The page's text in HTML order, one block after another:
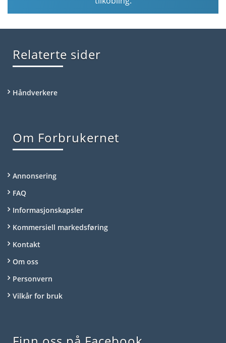
Relaterte sider
Håndverkere
Om Forbrukernet
Annonsering
FAQ
Informasjonskapsler
Kommersiell markedsføring
Kontakt
Om oss
Personvern
Vilkår for bruk